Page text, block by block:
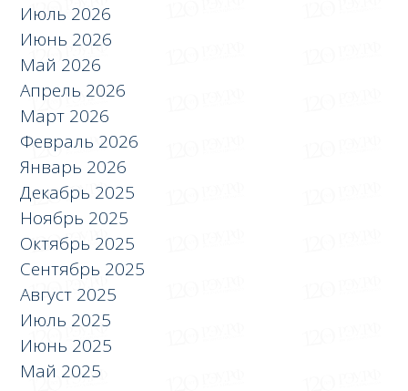
Июль 2026
Июнь 2026
Май 2026
Апрель 2026
Март 2026
Февраль 2026
Январь 2026
Декабрь 2025
Ноябрь 2025
Октябрь 2025
Сентябрь 2025
Август 2025
Июль 2025
Июнь 2025
Май 2025